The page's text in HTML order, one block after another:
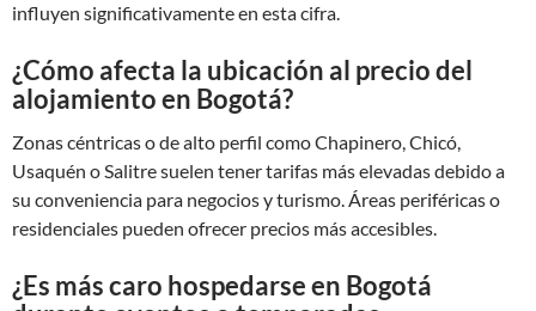
influyen significativamente en esta cifra.
¿Cómo afecta la ubicación al precio del
alojamiento en Bogotá?
Zonas céntricas o de alto perfil como Chapinero, Chicó,
Usaquén o Salitre suelen tener tarifas más elevadas debido a
su conveniencia para negocios y turismo. Áreas periféricas o
residenciales pueden ofrecer precios más accesibles.
¿Es más caro hospedarse en Bogotá